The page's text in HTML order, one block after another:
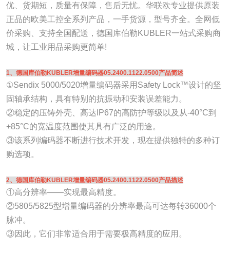
优、货期短，质量有保障，售后无忧。华联欧专业提供原装
正品的欧美工控全系列产品，一手货源，型号齐全。全网低
价采购、支持全国配送，德国库伯勒KUBLER一站式采购商
城，让工业用品采购更简单!
1、德国库伯勒KUBLER增量编码器05.2400.1122.0500产品简述
①Sendix 5000/5020增量编码器采用Safety Lock™设计的坚
固轴承结构，具有特别的抗振动和安装误差能力。
②稳定的压铸外壳、高达IP67的高防护等级以及从-40°C到
+85°C的宽温度范围使其具有广泛的用途。
③该系列编码器不断进行技术开发，现在提供独特的多种订
购选项。
2、德国库伯勒KUBLER增量编码器05.2400.1122.0500产品描述
①高分辨率——实现最高精度。
②5805/5825型增量编码器的分辨率最高可达每转36000个
脉冲。
③因此，它们非常适合用于需要极高精度的应用。